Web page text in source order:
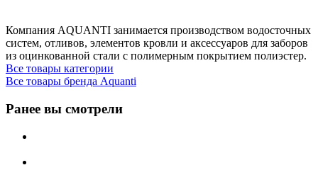
Компания AQUANTI занимается производством водосточных
систем, отливов, элементов кровли и аксессуаров для заборов
из оцинкованной стали с полимерным покрытием полиэстер.
Все товары категории
Все товары бренда Aquanti
Ранее вы смотрели